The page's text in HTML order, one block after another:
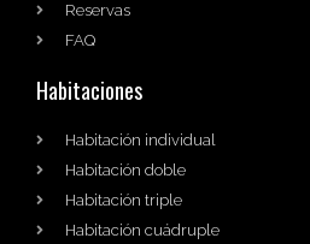
Reservas
FAQ
Habitaciones
Habitación individual
Habitación doble
Habitación triple
Habitación cuádruple